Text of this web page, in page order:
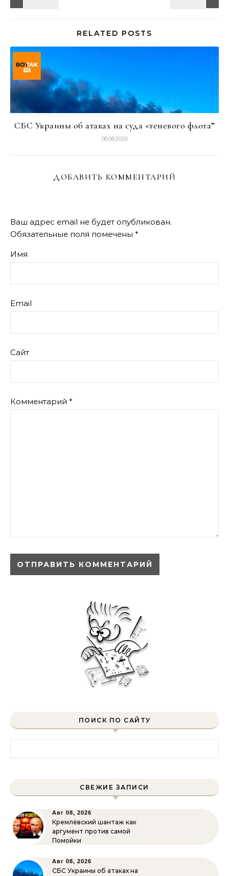
RELATED POSTS
СБС Украины об атаках на суда «теневого флота”
08.08.2026
ДОБАВИТЬ КОММЕНТАРИЙ
Ваш адрес email не будет опубликован.
Обязательные поля помечены *
Имя
Email
Сайт
Комментарий *
ПОИСК ПО САЙТУ
СВЕЖИЕ ЗАПИСИ
Авг 08, 2026
Кремлёвский шантаж как
аргумент против самой
Помойки
Авг 08, 2026
СБС Украины об атаках на